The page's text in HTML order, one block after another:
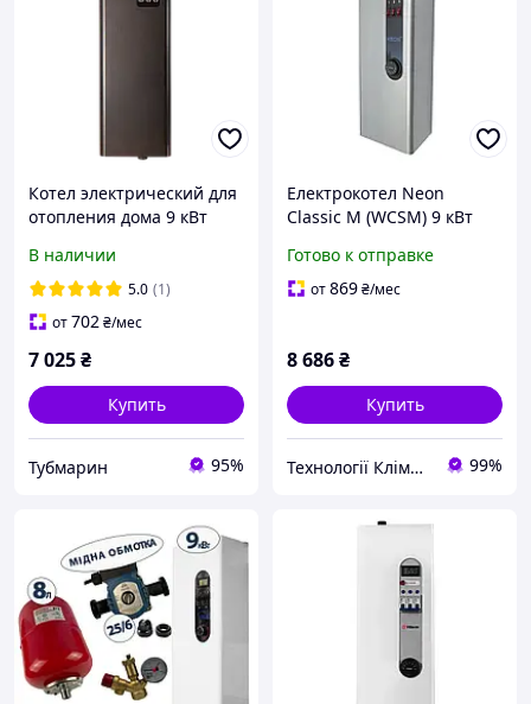
Котел электрический для
отопления дома 9 кВт
навесной электрокотел
В наличии
5.0 (1)
от702₴/мес
7 025₴
Купить
Тубмарин 95%
Електрокотел Neon
Classic M (WCSM) 9 кВт
Готово к отправке
от869₴/мес
8 686₴
Купить
Технології Клімату Юа 99%